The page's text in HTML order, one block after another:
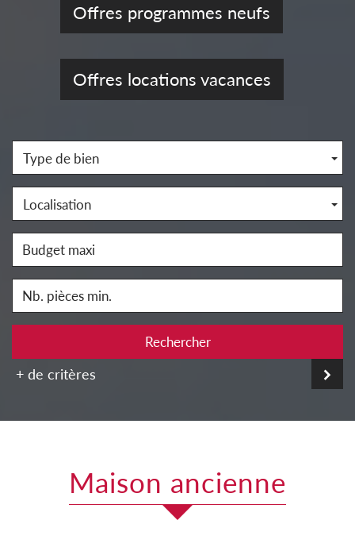
Offres programmes neufs
Offres locations vacances
Type de bien
Localisation
Rechercher
+ de critères
maison ancienne